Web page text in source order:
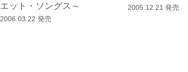
エット・ソングス～
2006.03.22 発売
2005.12.21 発売